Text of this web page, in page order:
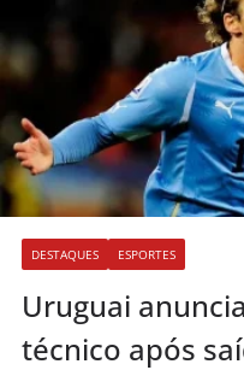
DESTAQUES ESPORTES
Uruguai
técnico após